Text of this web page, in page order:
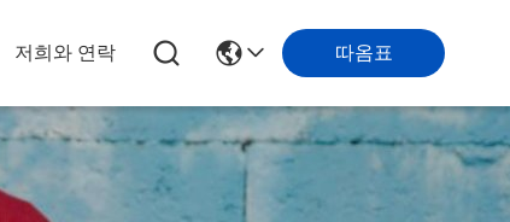
저희와 연락 따옴표